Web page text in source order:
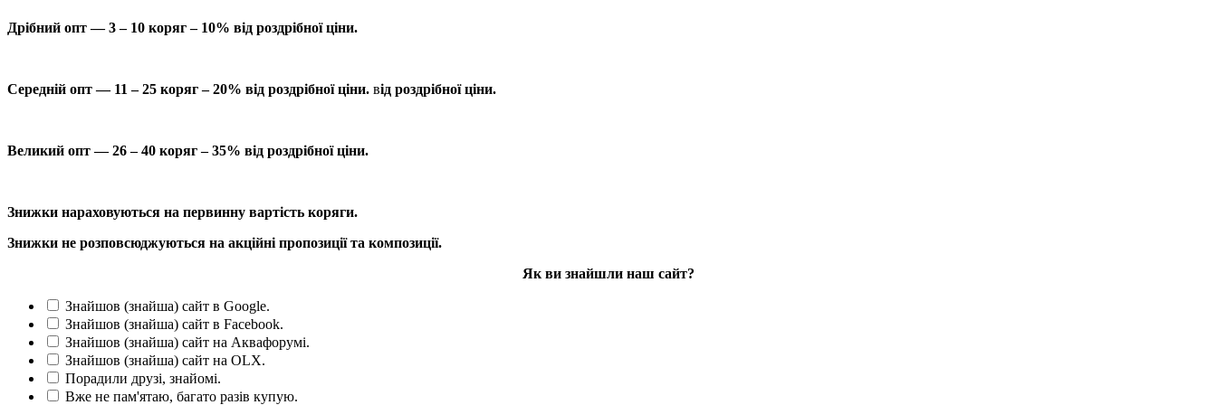
Дрібний опт — 3 – 10 коряг – 10% від роздрібної ціни.
Середній опт — 11 – 25 коряг – 20% від роздрібної ціни. від роздрібної ціни.
Великий опт — 26 – 40 коряг – 35% від роздрібної ціни.
Знижки нараховуються на первинну вартість коряги.
Знижки не розповсюджуються на акційні пропозиції та композиції.
Як ви знайшли наш сайт?
Знайшов (знайша) сайт в Google.
Знайшов (знайша) сайт в Facebook.
Знайшов (знайша) сайт на Аквафорумі.
Знайшов (знайша) сайт на OLX.
Порадили друзі, знайомі.
Вже не пам'ятаю, багато разів купую.